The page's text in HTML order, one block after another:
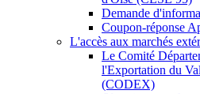
Demande
Coupon-réponse
L'accès aux marchés
Le Comité
l'Exportation du
(CODEX)